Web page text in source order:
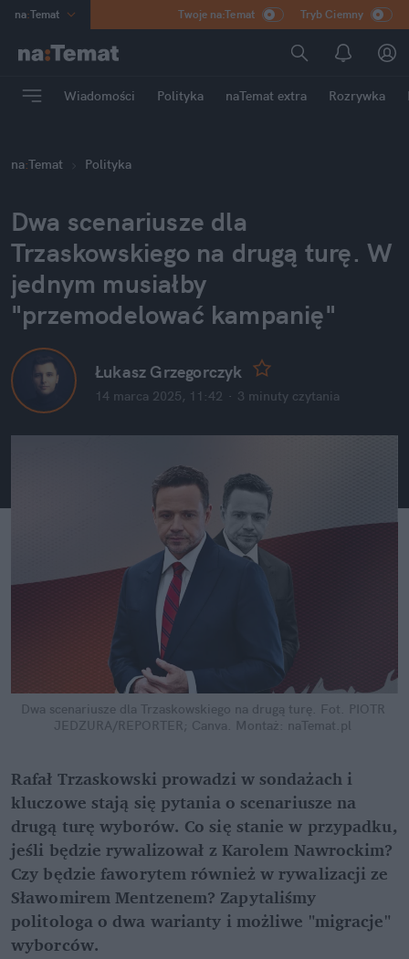
na:Temat
Poland
mama
Rozrywka
Twoje na:Temat Tryb Ciemny
Wiadomości Polityka naTemat extra Rozrywka
na:Temat Polityka
Dwa scenariusze dla
Trzaskowskiego na drugą turę. W
jednym musiałby
"przemodelować kampanię"
Łukasz Grzegorczyk
14 marca 2025, 11:42 · 3 minuty czytania
Dwa scenariusze dla Trzaskowskiego na drugą turę.
Fot. PIOTR
JEDZURA/REPORTER; Canva. Montaż: naTemat.pl
Rafał Trzaskowski prowadzi w sondażach i
kluczowe stają się pytania o scenariusze na
drugą turę wyborów. Co się stanie w przypadku,
jeśli będzie rywalizował z Karolem Nawrockim?
Czy będzie faworytem również w rywalizacji ze
Sławomirem Mentzenem? Zapytaliśmy
politologa o dwa warianty i możliwe "migracje"
wyborców.